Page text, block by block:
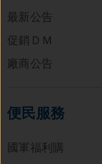
最新公告
促銷ＤＭ
廠商公告
便民服務
國軍福利購